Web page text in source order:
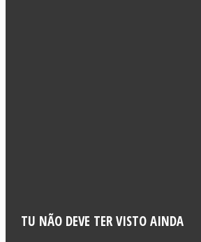
TU NÃO DEVE TER VISTO AINDA